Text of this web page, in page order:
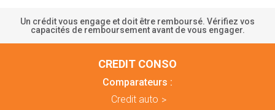
Un crédit vous engage et doit être remboursé. Vérifiez vos
capacités de remboursement avant de vous engager.
CREDIT CONSO
Comparateurs :
Credit auto